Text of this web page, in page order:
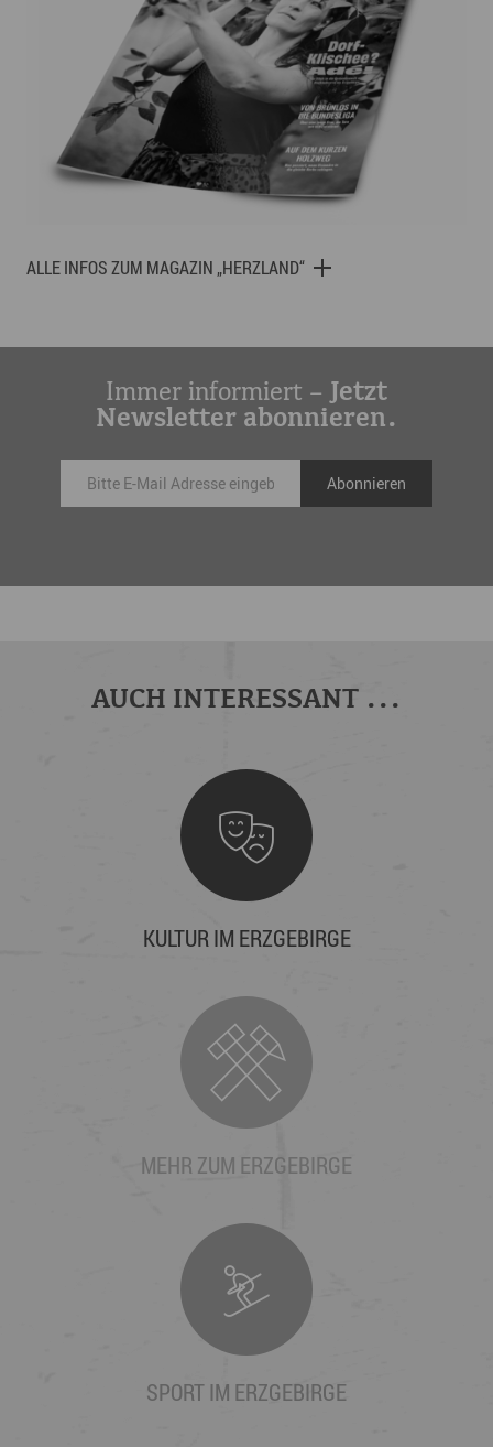
ALLE INFOS ZUM MAGAZIN „HERZLAND“
Immer informiert – Jetzt
Newsletter abonnieren.
AUCH INTERESSANT ...
KULTUR IM ERZGEBIRGE
MEHR ZUM ERZGEBIRGE
SPORT IM ERZGEBIRGE